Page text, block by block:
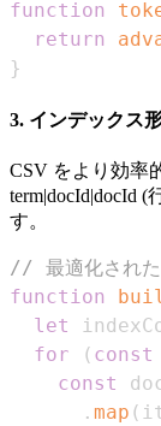
function
return
}
3. インデックス
CSV をより効率
term|docId|docId (
す。
// 最適化された
function
let
for
( const
const
. map (